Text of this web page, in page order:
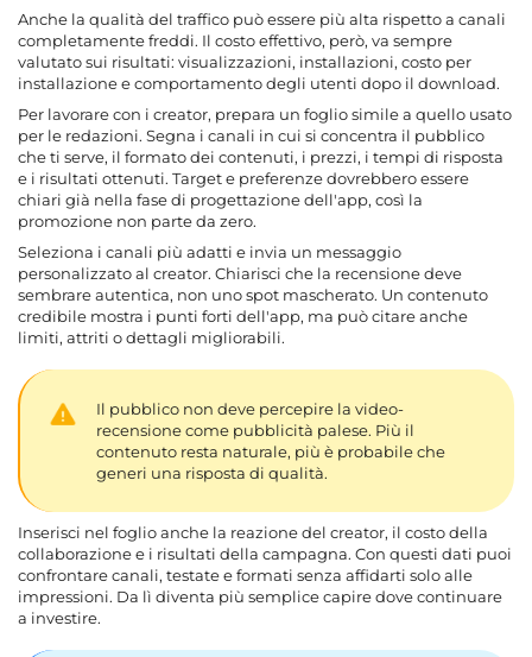
Anche la qualità del traffico può essere più alta rispetto a canali
completamente freddi. Il costo effettivo, però, va sempre
valutato sui risultati: visualizzazioni, installazioni, costo per
installazione e comportamento degli utenti dopo il download.
Per lavorare con i creator, prepara un foglio simile a quello usato
per le redazioni. Segna i canali in cui si concentra il pubblico
che ti serve, il formato dei contenuti, i prezzi, i tempi di risposta
e i risultati ottenuti. Target e preferenze dovrebbero essere
chiari già nella fase di progettazione dell'app, così la
promozione non parte da zero.
Seleziona i canali più adatti e invia un messaggio
personalizzato al creator. Chiarisci che la recensione deve
sembrare autentica, non uno spot mascherato. Un contenuto
credibile mostra i punti forti dell'app, ma può citare anche
limiti, attriti o dettagli migliorabili.
Il pubblico non deve percepire la video-
recensione come pubblicità palese. Più il
contenuto resta naturale, più è probabile che
generi una risposta di qualità.
Inserisci nel foglio anche la reazione del creator, il costo della
collaborazione e i risultati della campagna. Con questi dati puoi
confrontare canali, testate e formati senza affidarti solo alle
impressioni. Da lì diventa più semplice capire dove continuare
a investire.